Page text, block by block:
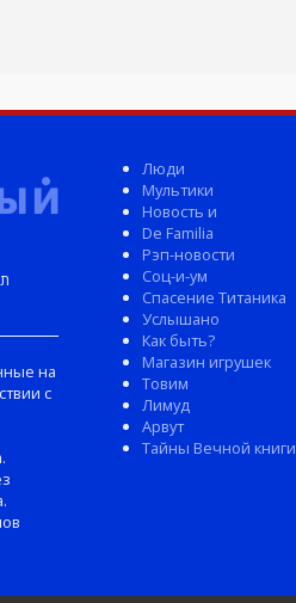
на
с
Люди
Мультики
Новость и
De Familia
Рэп-новости
Соц-и-ум
Спасение Титаника
Услышано
Как быть?
Магазин игрушек
Товим
Лимуд
Арвут
Тайны Вечной книги